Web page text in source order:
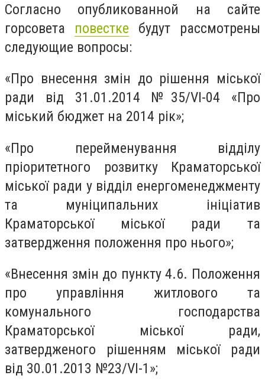
Согласно опубликованной на сайте
горсовета повестке будут рассмотрены
следующие вопросы:
«Про внесення змін до рішення міської
ради від 31.01.2014 №35/VI-04 «Про
міський бюджет на 2014 рік»;
«Про перейменування відділу
пріоритетного розвитку Краматорської
міської ради у відділ енергоменеджменту
та муніципальних ініціатив
Краматорської міської ради та
затвердження положення про нього»;
«Внесення змін до пункту 4.6. Положення
про управління житлового та
комунального господарства
Краматорської міської ради,
затвердженого рішенням міської ради
від 30.01.2013 №23/VI-1»;